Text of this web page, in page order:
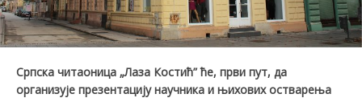
Српска читаоница „Лаза Костић”ће, први пут, да
организује презентацију научника и њихових остварења